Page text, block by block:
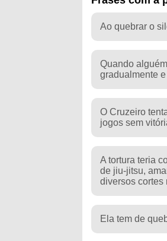
Ao quebrar o
Quando
gradualmente
O Cruzeiro
jogos sem
A tortura teria
de jiu-jitsu,
diversos cortes
Ela tem de